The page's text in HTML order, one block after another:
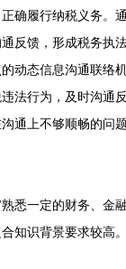
确履行纳税义务。
反馈，形成税务执
动态信息沟通联络
法行为，及时沟通
通上不够顺畅的问
一定的财务、金
知识背景要求较高